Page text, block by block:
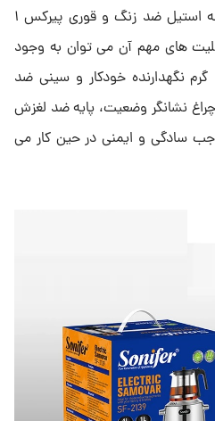
مدرن است. این سماور به بدنه استیل ضد زنگ و قوری پیرکس ۱
های مهم آن می توان به وجود
گرم نگهدارنده خودکار و سینی ضد
نشانگر وضعیت، پایه ضد لغزش
سادگی و ایمنی در حین کار می